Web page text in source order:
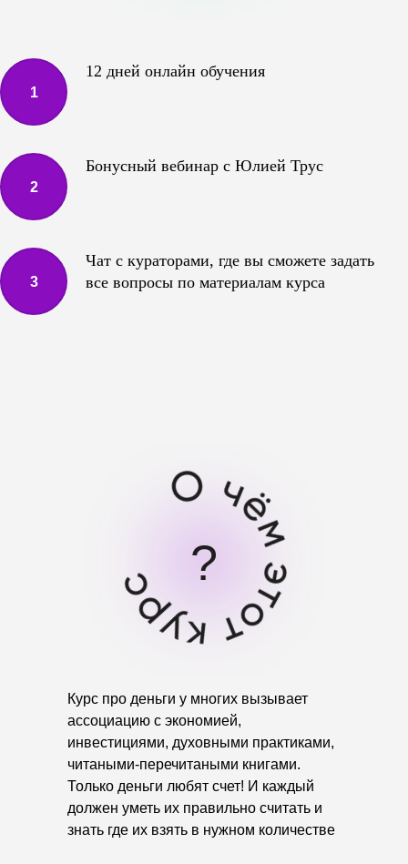
12 дней онлайн обучения
Бонусный вебинар с Юлией Трус
Чат с кураторами, где вы сможете задать
все вопросы по материалам курса
?
Курс про деньги у многих вызывает
ассоциацию с экономией,
инвестициями, духовными практиками,
читаными-перечитаными книгами.
Только деньги любят счет! И каждый
должен уметь их правильно считать и
знать где их взять в нужном количестве